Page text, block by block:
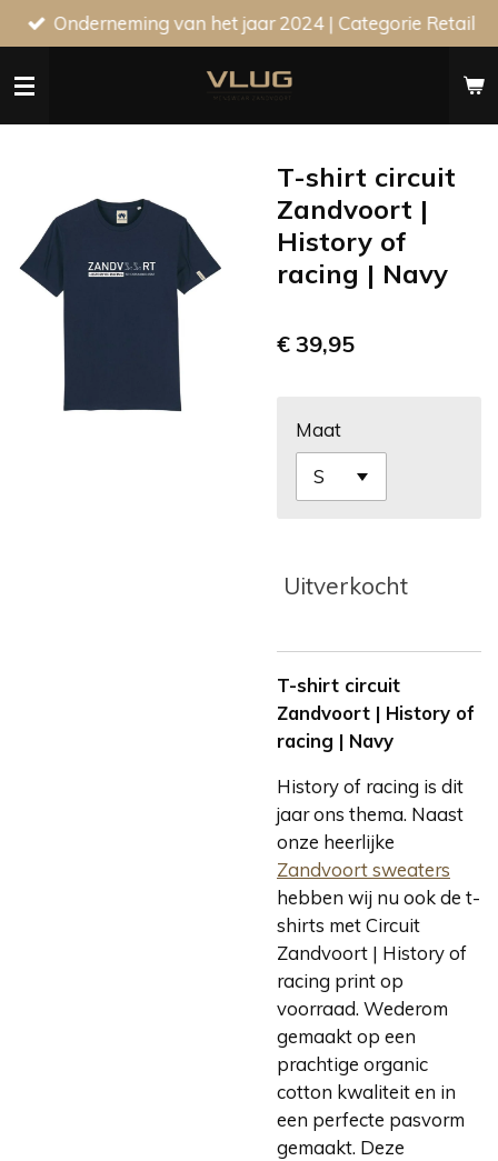
Ga
direct
naar
Onderneming van het jaar 2024 | Categorie Retail
T-shirt circuit
Zandvoort |
History of
racing | Navy
€ 39,95
Maat
Uitverkocht
T-shirt circuit
Zandvoort | History of
racing | Navy
History of racing is dit
jaar ons thema. Naast
onze heerlijke
Zandvoort sweaters
hebben wij nu ook de t-
shirts met Circuit
Zandvoort | History of
racing print op
voorraad. Wederom
gemaakt op een
prachtige organic
cotton kwaliteit en in
een perfecte pasvorm
gemaakt. Deze